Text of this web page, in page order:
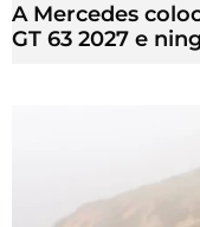
A Mercedes
GT 63 2027 e